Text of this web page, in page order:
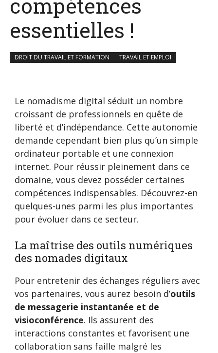
compétences
essentielles !
DROIT DU TRAVAIL ET FORMATION TRAVAIL ET EMPLOI
Le nomadisme digital séduit un nombre
croissant de professionnels en quête de
liberté et d’indépendance. Cette autonomie
demande cependant bien plus qu’un simple
ordinateur portable et une connexion
internet. Pour réussir pleinement dans ce
domaine, vous devez posséder certaines
compétences indispensables. Découvrez-en
quelques-unes parmi les plus importantes
pour évoluer dans ce secteur.
La maîtrise des outils numériques
des nomades digitaux
Pour entretenir des échanges réguliers avec
vos partenaires, vous aurez besoin d’outils
de messagerie instantanée et de
visioconférence. Ils assurent des
interactions constantes et favorisent une
collaboration sans faille malgré les